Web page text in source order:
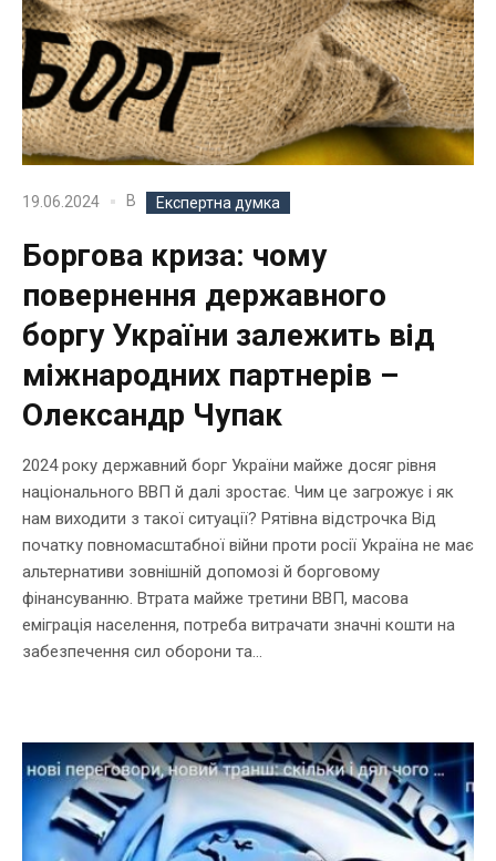
19.06.2024 В Експертна думка
Боргова криза: чому
повернення державного
боргу України залежить від
міжнародних партнерів –
Олександр Чупак
2024 року державний борг України майже досяг рівня
національного ВВП й далі зростає. Чим це загрожує і як
нам виходити з такої ситуації? Рятівна відстрочка Від
початку повномасштабної війни проти росії Україна не має
альтернативи зовнішній допомозі й борговому
фінансуванню. Втрата майже третини ВВП, масова
еміграція населення, потреба витрачати значні кошти на
забезпечення сил оборони та...